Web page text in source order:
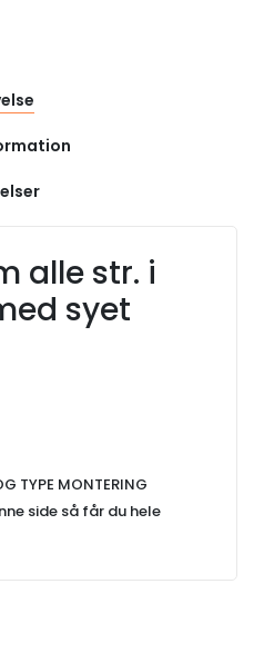
alle str. i
syet
TYPE MONTERING
side så får du hele